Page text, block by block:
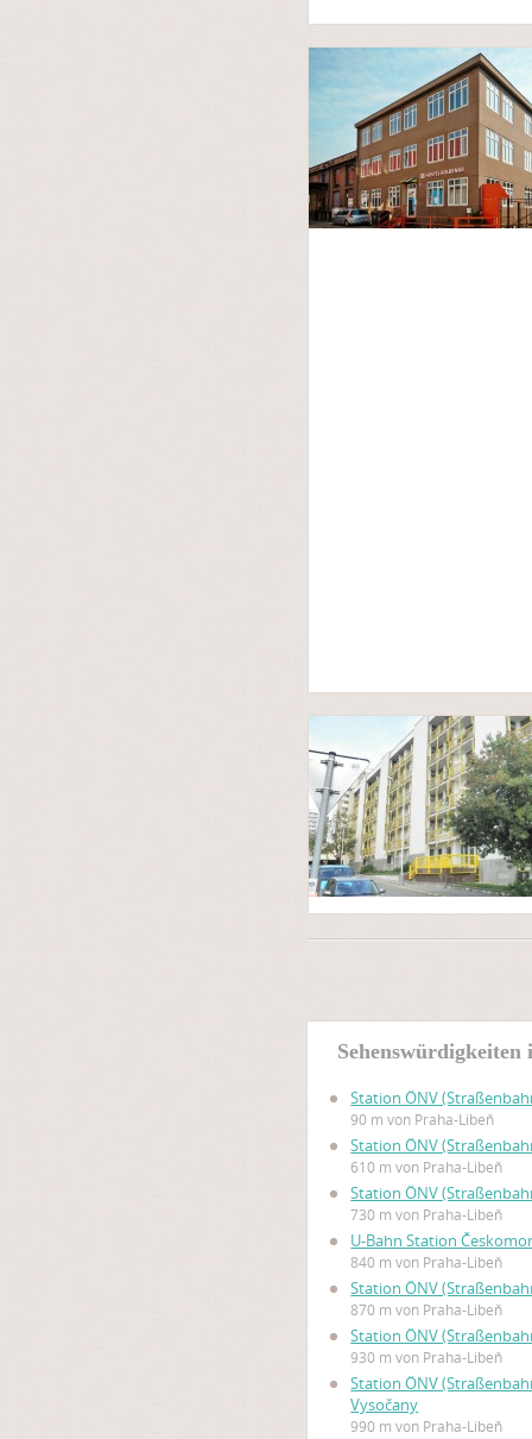
Station ÖNV
90 m von Praha-Libeň
Station ÖNV
610 m von Praha-Libeň
Station ÖNV
730 m von Praha-Libeň
U-Bahn Station
840 m von Praha-Libeň
Station ÖNV
870 m von Praha-Libeň
Station ÖNV
930 m von Praha-Libeň
Station ÖNV
Vysočany
990 m von Praha-Libeň